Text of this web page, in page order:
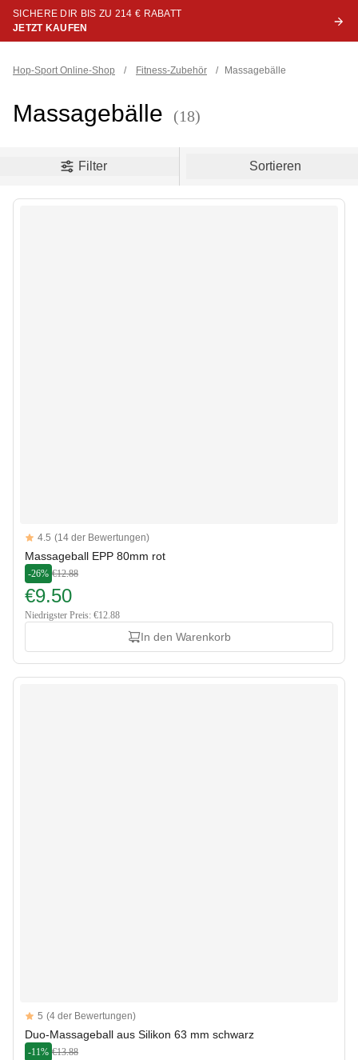
SICHERE DIR BIS ZU 214 € RABATT
JETZT KAUFEN
Hop-Sport Online-Shop / Fitness-Zubehör / Massagebälle
Massagebälle (18)
Filter Sortieren
Reviews
4.5 out of 5 stars
4.5 (14 der Bewertungen)
Massageball EPP 80mm rot
-26% €12.88
€9.50
Niedrigster Preis: €12.88
In den Warenkorb
Reviews
5 out of 5 stars
5 (4 der Bewertungen)
Duo-Massageball aus Silikon 63 mm schwarz
-11% €13.88